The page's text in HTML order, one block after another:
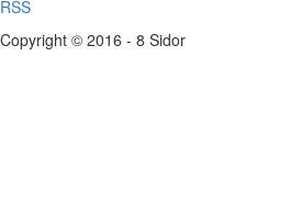
RSS
Copyright © 2016 - 8 Sidor